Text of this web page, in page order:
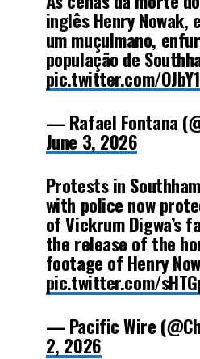
inglês Henry Nowak,
um muçulmano,
população de
pic.twitter.com/
— Rafael Fontana
June 3, 2026
Protests in
with police now
of Vickrum Digwa’s
the release of the
footage of Henry
pic.twitter.com/
— Pacific Wire
2, 2026